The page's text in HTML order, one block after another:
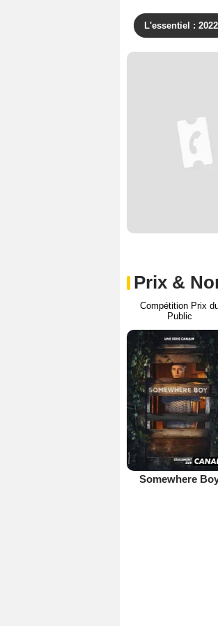
L'essentiel : 2022
Prix &
Compétition Prix
Public
Somewhere